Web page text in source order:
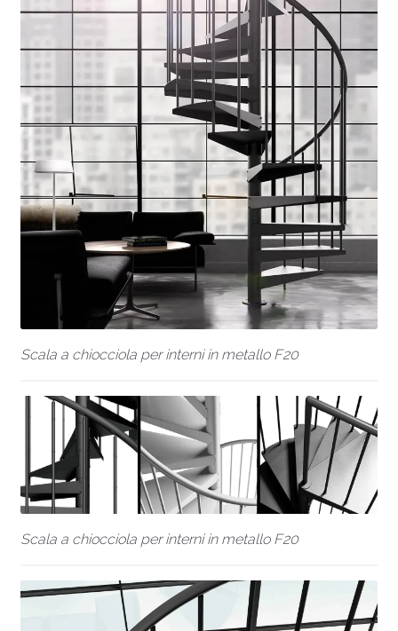
Scala a chiocciola per interni in metallo F20
Scala a chiocciola per interni in metallo F20